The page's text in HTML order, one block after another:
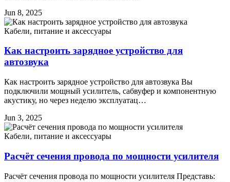
Jun 8, 2025
Кабели, питание и аксессуары
Как настроить зарядное устройство для
автозвука
Как настроить зарядное устройство для автозвука Вы
подключили мощный усилитель, сабвуфер и компонентную
акустику, но через неделю эксплуатац…
Jun 3, 2025
Кабели, питание и аксессуары
Расчёт сечения провода по мощности усилителя
Расчёт сечения провода по мощности усилителя Представь: